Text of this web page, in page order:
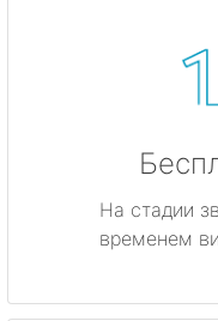
На стадии
временем